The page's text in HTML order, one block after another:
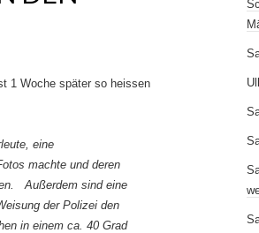
1 Woche später so heissen
eine
machte und deren
Außerdem sind eine
der Polizei den
in einem ca. 40 Grad